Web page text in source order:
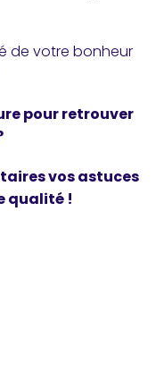
de votre bonheur
pour retrouver
vos astuces
qualité !